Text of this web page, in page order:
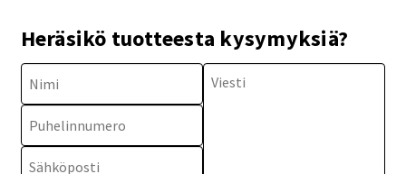
Heräsikö tuotteesta kysymyksiä?